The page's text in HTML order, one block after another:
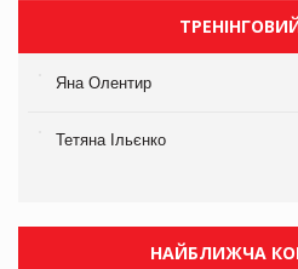
Яна Олентир
Тетяна Ільєнко
НАЙБЛИЖЧА